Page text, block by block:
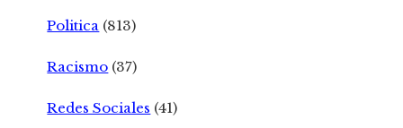
Politica (813)
Racismo (37)
Redes Sociales (41)